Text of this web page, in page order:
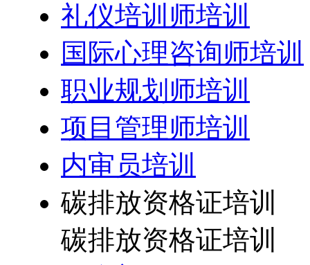
礼仪培训师培训
国际心理咨询师培训
职业规划师培训
项目管理师培训
内审员培训
碳排放资格证培训
碳排放资格证培训